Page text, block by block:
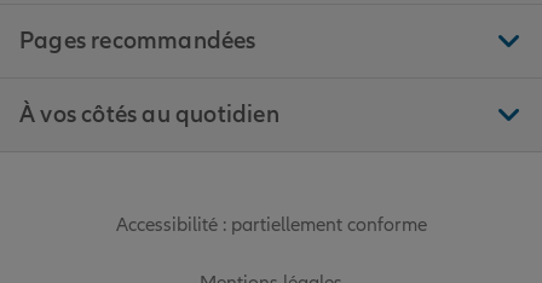
Pages recommandées
À vos côtés au quotidien
Accessibilité : partiellement conforme